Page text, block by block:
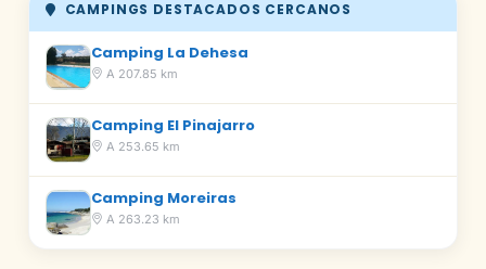
CAMPINGS DESTACADOS CERCANOS
Camping La Dehesa
A 207.85 km
Camping El Pinajarro
A 253.65 km
Camping Moreiras
A 263.23 km